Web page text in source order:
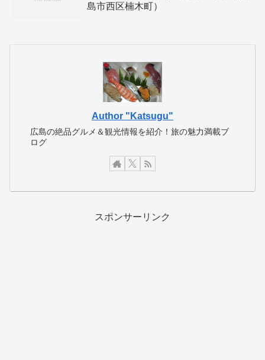
島市西区楠木町）
Author "Katsugu"
広島の絶品グルメ＆観光情報を紹介！旅の魅力満載ブ
ログ
スポンサーリンク